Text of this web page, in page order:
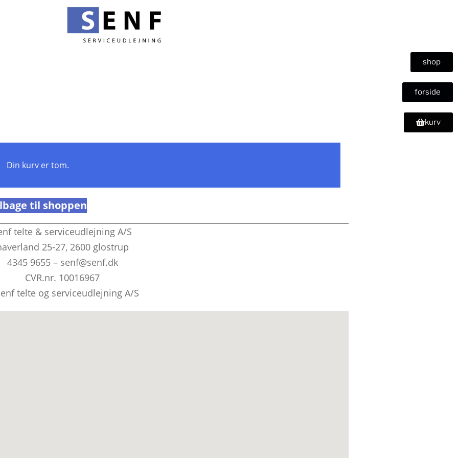
shop
forside
kurv
Din kurv er tom.
til shoppen
telte & serviceudlejning A/S
25-27, 2600 glostrup
4345 9655 – senf@senf.dk
CVR.nr. 10016967
telte og serviceudlejning A/S